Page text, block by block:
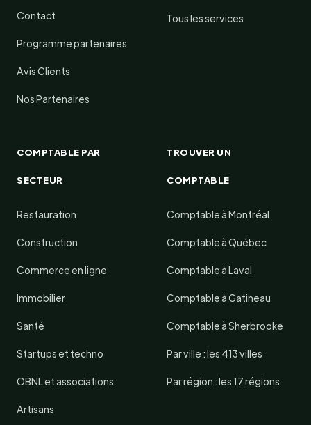
Contact
Programme partenaires
Avis Clients
Nos Partenaires
Tous les services
COMPTABLE PAR
SECTEUR
Restauration
Construction
Commerce en ligne
Immobilier
Santé
Startups et techno
OBNL et associations
Artisans
TROUVER UN
COMPTABLE
Comptable à Montréal
Comptable à Québec
Comptable à Laval
Comptable à Gatineau
Comptable à Sherbrooke
Par ville : les 413 villes
Par région : les 17 régions